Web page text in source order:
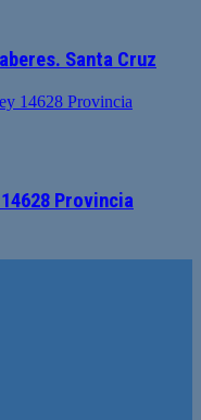
Santa Cruz
Provincia